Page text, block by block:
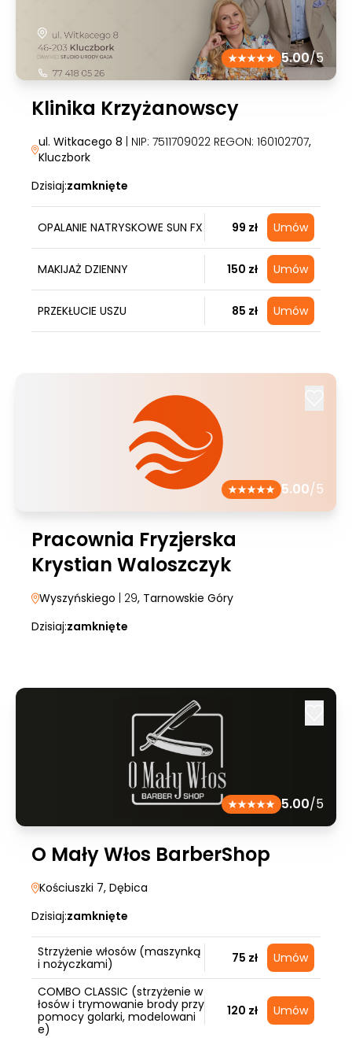
5.00/5
Klinika Krzyżanowscy
ul. Witkacego 8 | NIP: 7511709022 REGON: 160102707,
Kluczbork
Dzisiaj:zamknięte
OPALANIE NATRYSKOWE SUN FX 99 zł Umów
MAKIJAŻ DZIENNY 150 zł Umów
PRZEKŁUCIE USZU 85 zł Umów
5.00/5
Pracownia Fryzjerska
Krystian Waloszczyk
Wyszyńskiego | 29, Tarnowskie Góry
Dzisiaj:zamknięte
5.00/5
O Mały Włos BarberShop
Kościuszki 7, Dębica
Dzisiaj:zamknięte
Strzyżenie włosów (maszynką
i nożyczkami)
75 zł Umów
COMBO CLASSIC (strzyżenie w
łosów i trymowanie brody przy
pomocy golarki, modelowani
e)
120 zł Umów